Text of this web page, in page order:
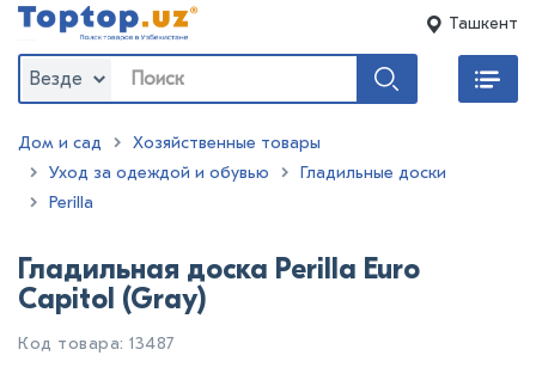
Ташкент
Везде
Дом и сад
Хозяйственные товары
Уход за одеждой и обувью
Гладильные доски
Perilla
Гладильная доска Perilla Euro
Capitol (Gray)
Код товара: 13487